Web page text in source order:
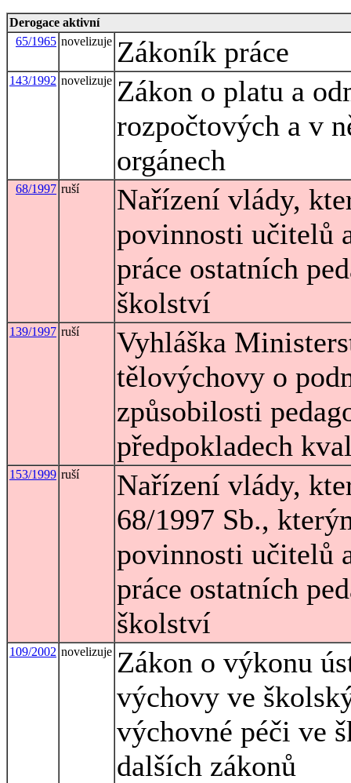
Derogace aktivní
65/1965 novelizuje Zákoník práce
143/1992 novelizuje Zákon o platu a
rozpočtových a v
orgánech
68/1997 ruší
Nařízení vlády,
povinnosti učitelů
práce ostatních
školství
139/1997 ruší
Vyhláška
tělovýchovy o
způsobilosti
předpokladech
153/1999 ruší
Nařízení vlády,
68/1997 Sb.,
povinnosti učitelů
práce ostatních
školství
109/2002 novelizuje Zákon o výkonu
výchovy ve
výchovné péči ve
dalších zákonů